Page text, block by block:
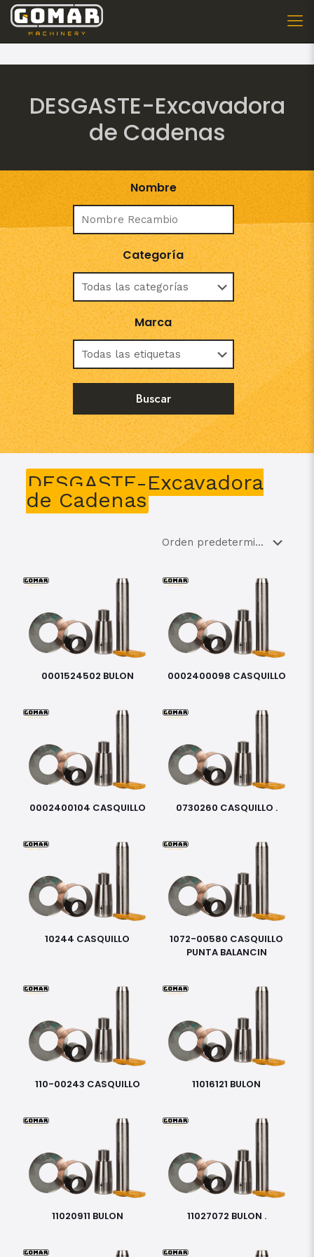
DESGASTE-Excavadora
de Cadenas
Nombre
Categoría
Marca
DESGASTE-Excavadora
de Cadenas
0001524502 BULON 0002400098 CASQUILLO
0002400104 CASQUILLO 0730260 CASQUILLO .
10244 CASQUILLO
1072-00580 CASQUILLO
PUNTA BALANCIN
110-00243 CASQUILLO 11016121 BULON
11020911 BULON 11027072 BULON .